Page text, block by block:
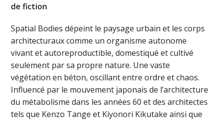
de fiction
Spatial Bodies dépeint le paysage urbain et les corps
architecturaux comme un organisme autonome
vivant et autoreproductible, domestiqué et cultivé
seulement par sa propre nature. Une vaste
végétation en béton, oscillant entre ordre et chaos.
Influencé par le mouvement japonais de l’architecture
du métabolisme dans les années 60 et des architectes
tels que Kenzo Tange et Kiyonori Kikutake ainsi que